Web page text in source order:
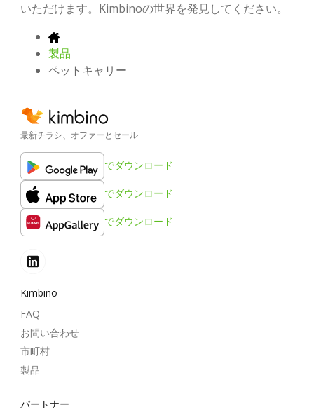
いただけます。Kimbinoの世界を発見してください。
製品
ペットキャリー
最新チラシ、オファーとセール
でダウンロード
でダウンロード
でダウンロード
Kimbino
FAQ
お問い合わせ
市町村
製品
パートナー